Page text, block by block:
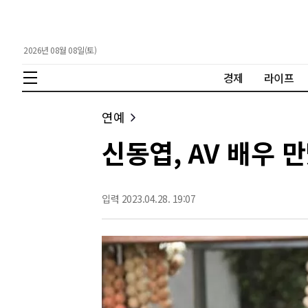
2026년 08월 08일(토)
경제 라이프
연예
신동엽, AV 배우
입력 2023.04.28. 19:07